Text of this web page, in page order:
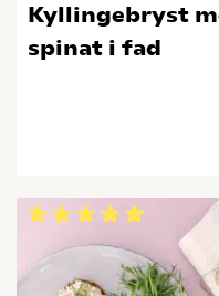
Kyllingebryst
spinat i fad